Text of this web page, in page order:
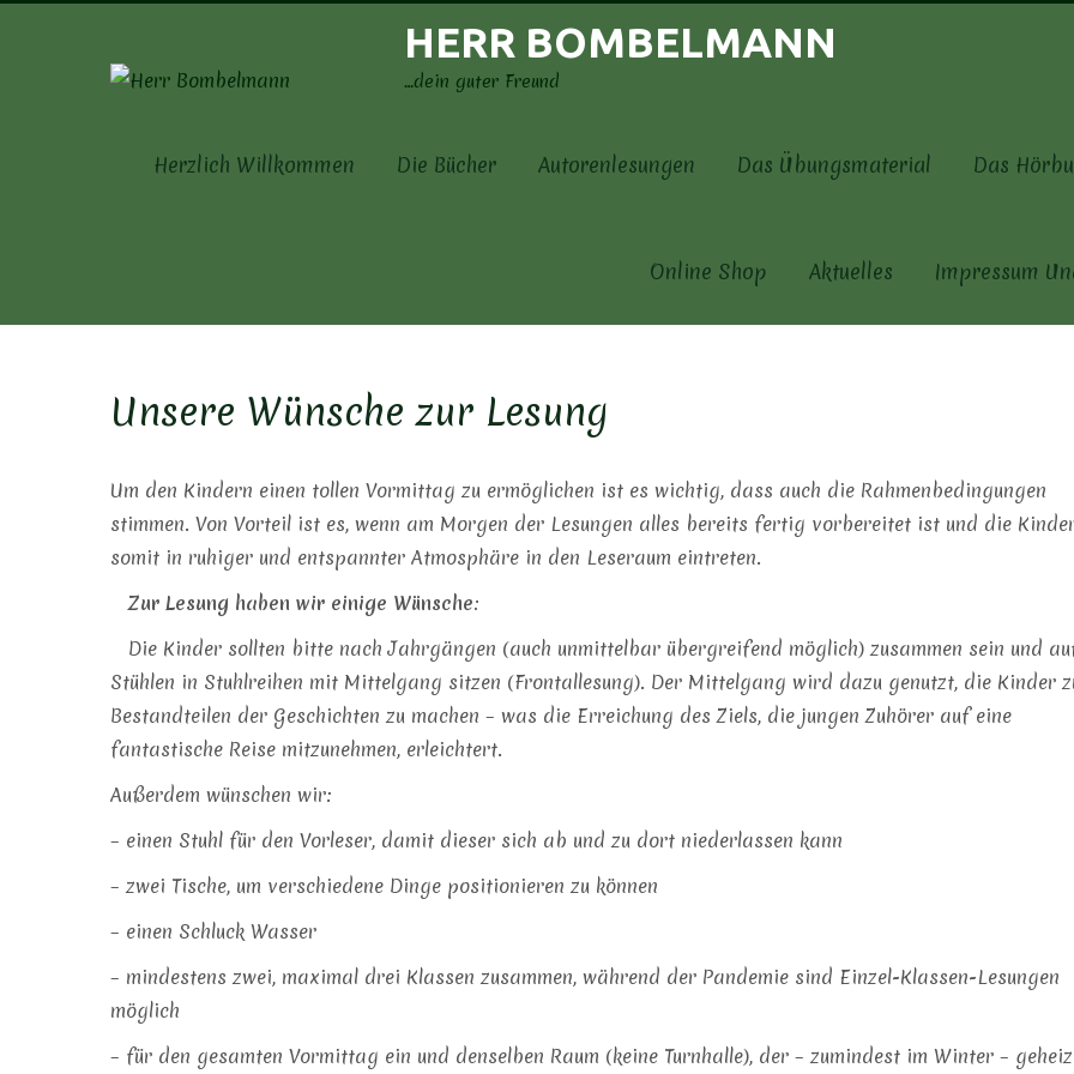
HERR BOMBELMANN
…dein guter Freund
Herzlich Willkommen Die Bücher Autorenlesungen Das Übungsmaterial Das
Online Shop Aktuelles Impressum
Unsere Wünsche zur Lesung
Um den Kindern einen tollen Vormittag zu ermöglichen ist es wichtig, dass auch die Rahmenbedingungen
stimmen. Von Vorteil ist es, wenn am Morgen der Lesungen alles bereits fertig vorbereitet ist und die
somit in ruhiger und entspannter Atmosphäre in den Leseraum eintreten.
Zur Lesung haben wir einige Wünsche:
Die Kinder sollten bitte nach Jahrgängen (auch unmittelbar übergreifend möglich) zusammen sein und
Stühlen in Stuhlreihen mit Mittelgang sitzen (Frontallesung). Der Mittelgang wird dazu genutzt, die Kinder
Bestandteilen der Geschichten zu machen – was die Erreichung des Ziels, die jungen Zuhörer auf eine
fantastische Reise mitzunehmen, erleichtert.
Außerdem wünschen wir:
– einen Stuhl für den Vorleser, damit dieser sich ab und zu dort niederlassen kann
– zwei Tische, um verschiedene Dinge positionieren zu können
– einen Schluck Wasser
– mindestens zwei, maximal drei Klassen zusammen, während der Pandemie sind Einzel-Klassen-Lesungen
möglich
– für den gesamten Vormittag ein und denselben Raum (keine Turnhalle), der – zumindest im Winter –